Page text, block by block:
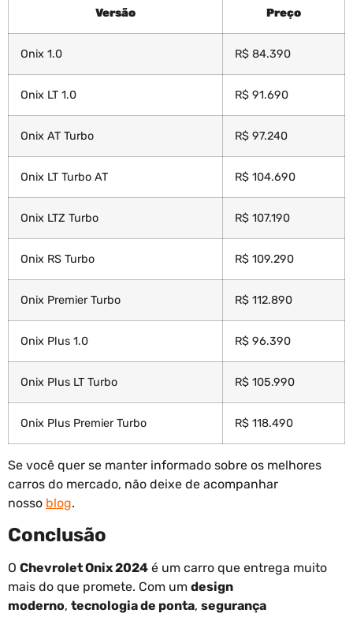
Versão Preço
Onix 1.0 R$ 84.390
Onix LT 1.0 R$ 91.690
Onix AT Turbo R$ 97.240
Onix LT Turbo AT R$ 104.690
Onix LTZ Turbo R$ 107.190
Onix RS Turbo R$ 109.290
Onix Premier Turbo R$ 112.890
Onix Plus 1.0 R$ 96.390
Onix Plus LT Turbo R$ 105.990
Onix Plus Premier Turbo R$ 118.490
Se você quer se manter informado sobre os melhores
carros do mercado, não deixe de acompanhar
nosso blog.
Conclusão
O Chevrolet Onix 2024 é um carro que entrega muito
mais do que promete. Com um design
moderno, tecnologia de ponta, segurança